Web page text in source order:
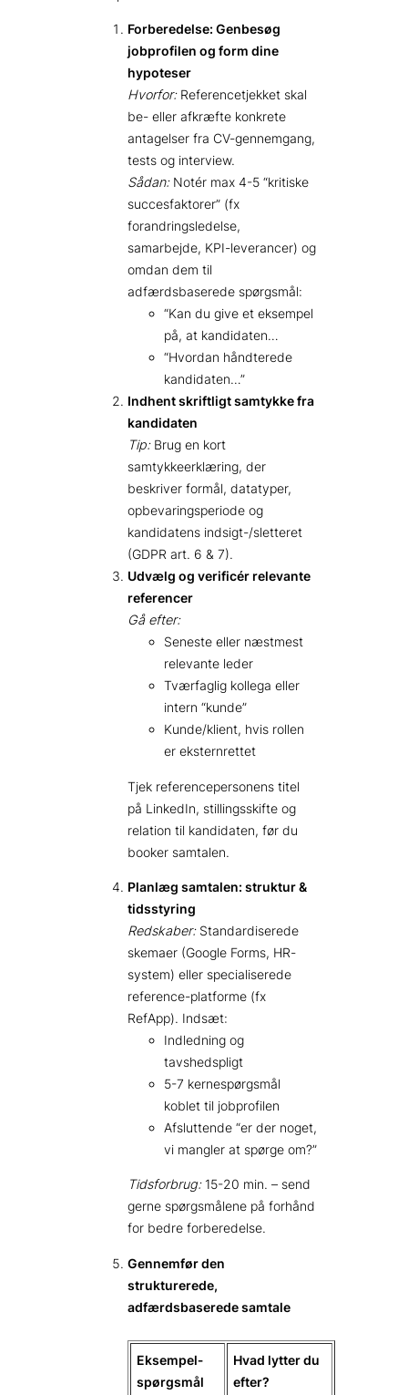
Forberedelse: Genbesøg
jobprofilen og form dine
hypoteser
Hvorfor:Referencetjekket skal
be- eller afkræfte konkrete
antagelser fra CV-gennemgang,
tests og interview.
Sådan:Notér max 4-5 “kritiske
succesfaktorer” (fx
forandringsledelse,
samarbejde, KPI-leverancer) og
omdan dem til
adfærdsbaserede spørgsmål:
“Kan du give et eksempel
på, at kandidaten…
“Hvordan håndterede
kandidaten…”
Indhent skriftligt samtykke fra
kandidaten
Tip:Brug en kort
samtykkeerklæring, der
beskriver formål, datatyper,
opbevaringsperiode og
kandidatens indsigt-/slette­ret
(GDPR art. 6 & 7).
Udvælg og verificér relevante
referencer
Gå efter:
Seneste eller næstmest
relevante leder
Tværfaglig kollega eller
intern “kunde”
Kunde/klient, hvis rollen
er eksternrettet
Tjek referencepersonens titel
på LinkedIn, stillingsskifte og
relation til kandidaten, før du
booker samtalen.
Planlæg samtalen: struktur &
tidsstyring
Redskaber:Standardiserede
skemaer (Google Forms, HR-
system) eller specialiserede
reference-platforme (fx
RefApp). Indsæt:
Indledning og
tavshedspligt
5-7 kernespørgsmål
koblet til jobprofilen
Afsluttende “er der noget,
vi mangler at spørge om?”
Tidsforbrug:15-20 min. – send
gerne spørgsmålene på forhånd
for bedre forberedelse.
Gennemfør den
strukturerede,
adfærdsbaserede samtale
Eksempel­
spørgsmål
Hvad lytter du
efter?